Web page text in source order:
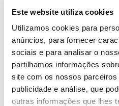
Este website utiliza cookies
Utilizamos cookies para
anúncios, para fornecer
sociais e para analisar o
partilhamos informações
site com os nossos
publicidade e análise, que
outras informações que lhes
Notícias
Data
20 Maio 2019
Tags
#Abertura#Continente